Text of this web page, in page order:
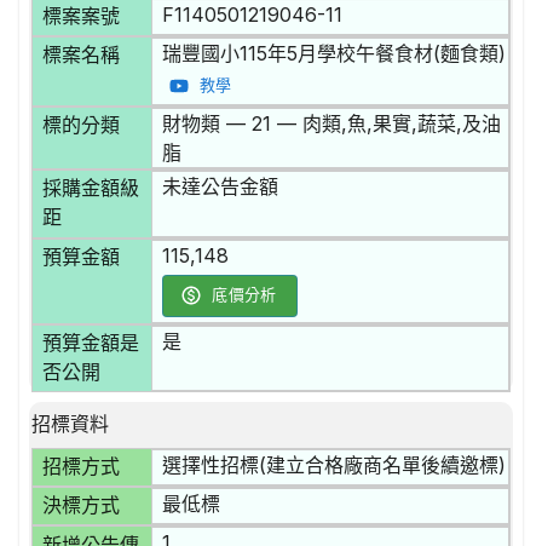
標案案號
F1140501219046-11
標案名稱 瑞豐國小115年5月學校午餐食材(麵食類)
教學
標的分類
財物類 — 21 — 肉類,魚,果實,蔬菜,及油
脂
採購金額級
距
未達公告金額
預算金額 115,148
底價分析
預算金額是
否公開
是
招標資料
招標方式
選擇性招標(建立合格廠商名單後續邀標)
決標方式 最低標